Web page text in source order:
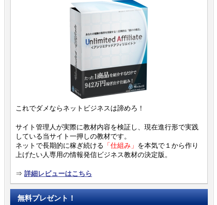
これでダメならネットビジネスは諦めろ！
サイト管理人が実際に教材内容を検証し、現在進行形で実践
している当サイト一押しの教材です。
ネットで長期的に稼ぎ続ける 「仕組み」 を本気で１から作り
上げたい人専用の情報発信ビジネス教材の決定版。
⇒ 詳細レビューはこちら
無料プレゼント！